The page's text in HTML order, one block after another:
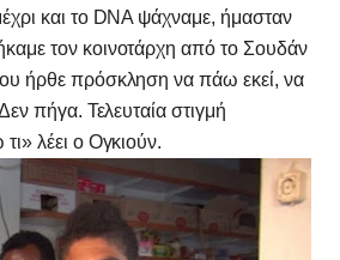
και το DNA ψάχναμε, ήμασταν
τον κοινοτάρχη από το Σουδάν
ήρθε πρόσκληση να πάω εκεί, να
πήγα. Τελευταία στιγμή
λέει ο Ογκιούν.